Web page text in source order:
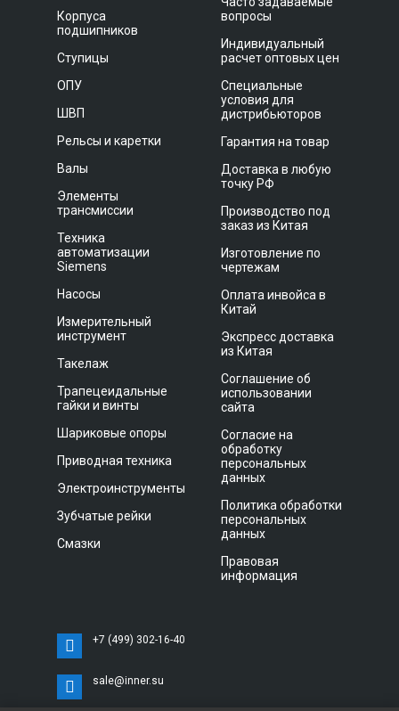
Корпуса
подшипников
Ступицы
ОПУ
ШВП
Рельсы и каретки
Валы
Элементы
трансмиссии
Техника
автоматизации
Siemens
Насосы
Измерительный
инструмент
Такелаж
Трапецеидальные
гайки и винты
Шариковые опоры
Приводная техника
Электроинструменты
Зубчатые рейки
Смазки
вопросы
Индивидуальный
расчет оптовых цен
Специальные
условия для
дистрибьюторов
Гарантия на товар
Доставка в любую
точку РФ
Производство под
заказ из Китая
Изготовление по
чертежам
Оплата инвойса в
Китай
Экспресс доставка
из Китая
Соглашение об
использовании
сайта
Согласие на
обработку
персональных
данных
Политика обработки
персональных
данных
Правовая
информация
+7 (499) 302-16-40
sale@inner.su